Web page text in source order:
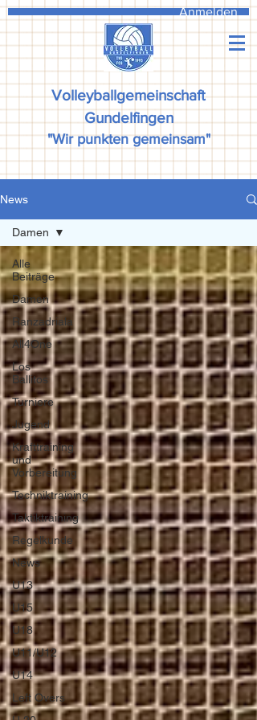
Anmelden
Volleyballgemeinschaft
Gundelfingen
"Wir punkten gemeinsam"
News
Alle
Beiträge
Damen
Ranzadriala
All4One
Los
Ballitos
Turniere
Jugend
Krafttraining
und
Vorbereitung
Techniktraining
Taktiktraining
Regelkunde
News
U13
U15
U18
U11/U12
U14
Left Overs
Damen